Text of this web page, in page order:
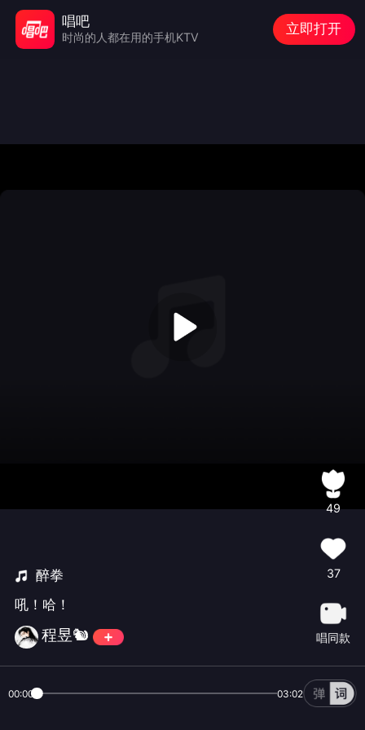
醉拳
吼！哈！
程昱🐿️
49
37
唱同款
00:00 03:02
唱吧
时尚的人都在用的手机KTV
立即打开